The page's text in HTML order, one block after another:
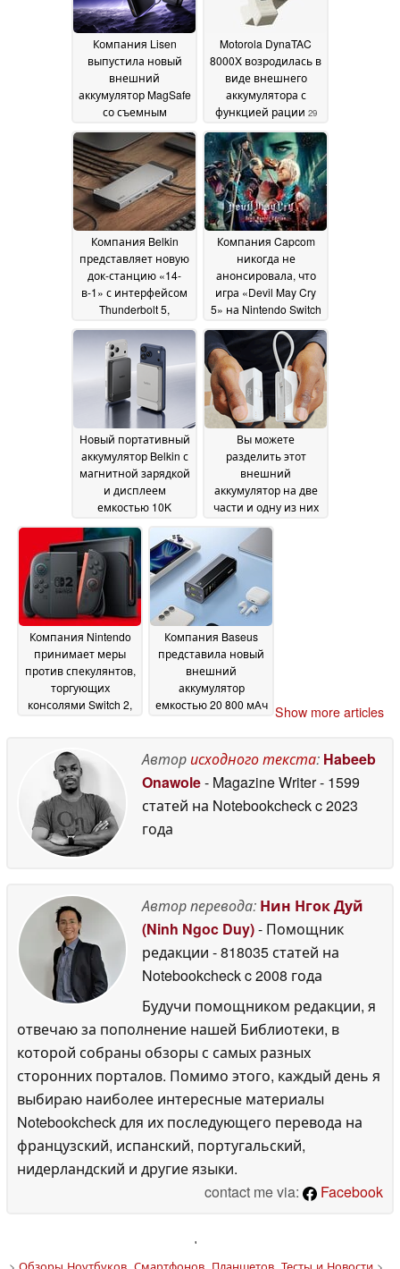
Компания Lisen
выпустила новый
внешний
аккумулятор MagSafe
со съемным
сертифицированный
по стандарту Qi 2.202
July 2026
Motorola DynaTAC
8000X возродилась в
виде внешнего
аккумулятора с
функцией рации 29
June 2026
Компания Belkin
представляет новую
док-станцию «14-
в-1» с интерфейсом
Thunderbolt 5,
мощностью 140 Вт и
подключения к трём
дисплеям с
разрешением 4K
June 2026
Компания Capcom
никогда не
анонсировала, что
игра «Devil May Cry
5» на Nintendo Switch
скоростью до 120
кадров в секунду,
превосходя по
производительности
версию для PS428
June 2026
Новый портативный
аккумулятор Belkin с
магнитной зарядкой
и дисплеем
емкостью 10K
зарядку по стандарту
Qi2 мощностью 25 Вт
для iPhone и Pixel25
June 2026
Вы можете
разделить этот
внешний
аккумулятор на две
части и одну из них
Компания Nintendo
принимает меры
против спекулянтов,
торгующих
консолями Switch 2,
времени
использования
June 2026
Компания Baseus
представила новый
внешний
аккумулятор
емкостью 20 800 мАч
поддержкой зарядки
мощностью 145 Вт
June 2026
Show more articles
Авторисходного текста: Habeeb
Onawole- Magazine Writer- 1599
статей на Notebookcheckc 2023
года
Автор перевода: Нин Нгок Дуй
(Ninh Ngoc Duy)- Помощник
редакции - 818035 статей на
Notebookcheckc 2008 года
Будучи помощником редакции, я
отвечаю за пополнение нашей Библиотеки, в
которой собраны обзоры с самых разных
сторонних порталов. Помимо этого, каждый день я
выбираю наиболее интересные материалы
Notebookcheck для их последующего перевода на
французский, испанский, португальский,
нидерландский и другие языки.
contact me via:
Facebook
'